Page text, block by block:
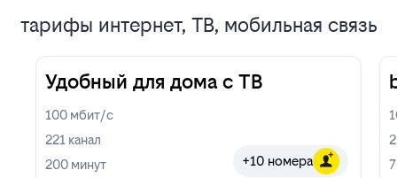
тарифы интернет, ТВ, мобильная связь
Удобный для дома с ТВ
100 мбит/с
221 канал
200 минут +10 номера